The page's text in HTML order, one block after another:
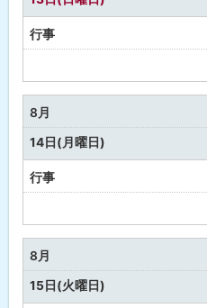
行事
定
な
し
8月
14日(月曜日)
行事
定
な
し
8月
15日(火曜日)